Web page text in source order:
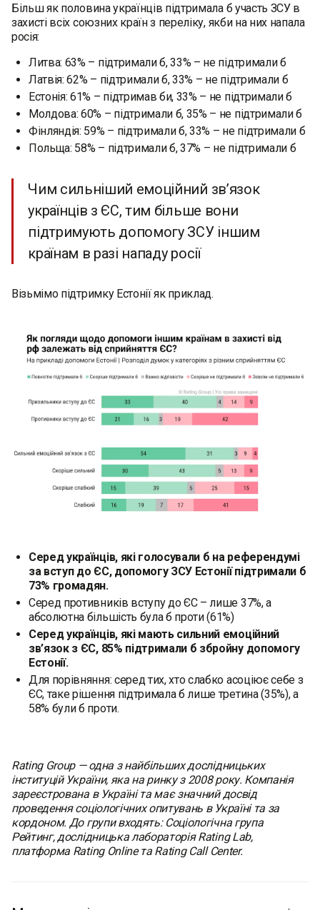
Більш як половина українців підтримала б участь ЗСУ в
захисті всіх союзних країн з переліку, якби на них напала
росія:
Литва: 63% – підтримали б, 33% – не підтримали б
Латвія: 62% – підтримали б, 33% – не підтримали б
Естонія: 61% – підтримав би, 33% – не підтримали б
Молдова: 60% – підтримали б, 35% – не підтримали б
Фінляндія: 59% – підтримали б, 33% – не підтримали б
Польща: 58% – підтримали б, 37% – не підтримали б
Чим сильніший емоційний зв’язок
українців з ЄС, тим більше вони
підтримують допомогу ЗСУ іншим
країнам в разі нападу росії
Візьмімо підтримку Естонії як приклад.
Серед українців, які голосували б на референдумі
за вступ до ЄС, допомогу ЗСУ Естонії підтримали б
73% громадян.
Серед противників вступу до ЄС – лише 37%, а
абсолютна більшість була б проти (61%)
Серед українців, які мають сильний емоційний
зв’язок з ЄС, 85% підтримали б збройну допомогу
Естонії.
Для порівняння: серед тих, хто слабко асоціює себе з
ЄС, таке рішення підтримала б лише третина (35%), а
58% були б проти.
Rating Group — одна з найбільших дослідницьких
інституцій України, яка на ринку з 2008 року. Компанія
зареєстрована в Україні та має значний досвід
проведення соціологічних опитувань в Україні та за
кордоном. До групи входять: Соціологічна група
Рейтинг, дослідницька лабораторія Rating Lab,
платформа Rating Online та Rating Call Center.